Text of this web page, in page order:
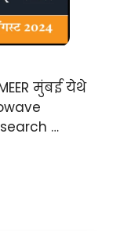
मुंबई येथे
…